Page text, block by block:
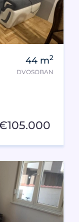
44 m2
DVOSOBAN
105.000